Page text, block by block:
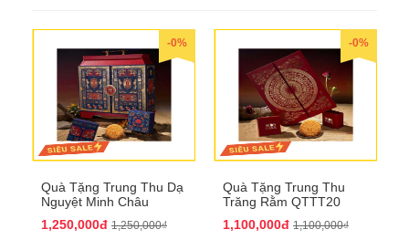
-0%
Quà Tặng Trung Thu Dạ
Nguyệt Minh Châu
1,250,000đ 1,250,000₫
-0%
Quà Tặng Trung Thu
Trăng Rằm QTTT20
1,100,000đ 1,100,000₫